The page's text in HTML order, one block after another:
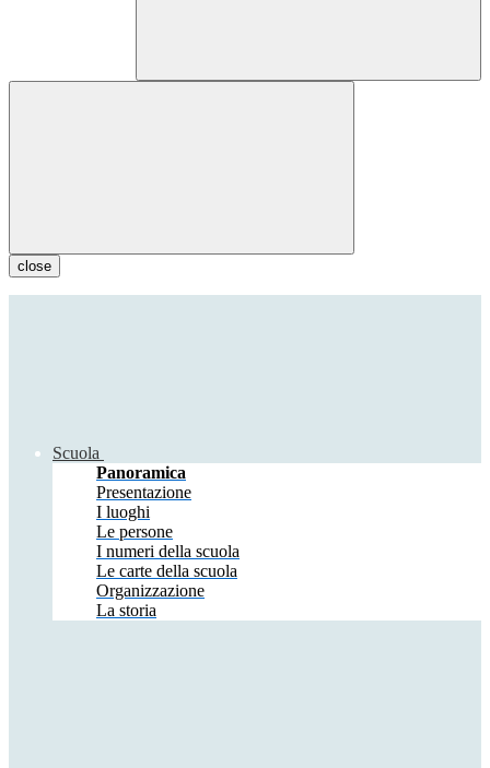
close
Scuola
Panoramica
Presentazione
I luoghi
Le persone
I numeri della scuola
Le carte della scuola
Organizzazione
La storia